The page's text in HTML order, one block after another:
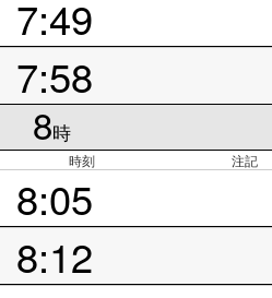
7:49
7:58
8時
時刻 注記
8:05
8:12